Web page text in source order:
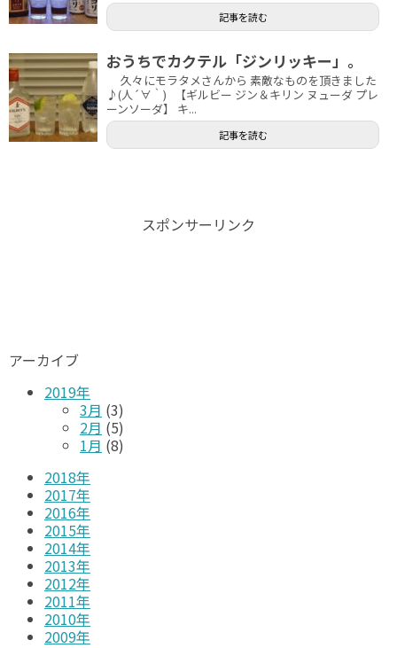
記事を読む
おうちでカクテル「ジンリッキー」。
久々にモラタメさんから 素敵なものを頂きました
♪(人´∀｀) 【ギルビー ジン＆キリン ヌューダ プレ
ーンソーダ】 キ...
記事を読む
スポンサーリンク
アーカイブ
2019年
3月 (3)
2月 (5)
1月 (8)
2018年
2017年
2016年
2015年
2014年
2013年
2012年
2011年
2010年
2009年